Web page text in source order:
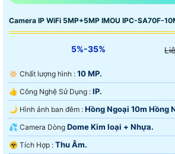
Camera IP WiFi 5MP+5MP IMOU IPC-SA70F-
5%-35%
🔅 Chất lượng hình : 10 MP.
👍 Công Nghệ Sử Dụng : IP.
🌙 Hình ảnh ban đêm : Hồng Ngoại 10m Hồng
💦 Camera Dòng Dome Kim loại + Nhựa.
️☣️ Tích Hợp : Thu Âm.